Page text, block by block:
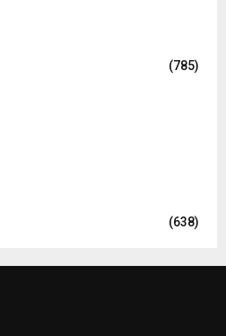
(785)
(638)